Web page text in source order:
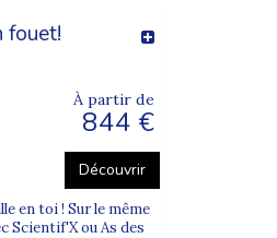
Les quartiers
(Paris 1er), la
(Paris
fouet!
À partir de
844 €
Découvrir
en toi ! Sur le même
Scientif'X ou As des